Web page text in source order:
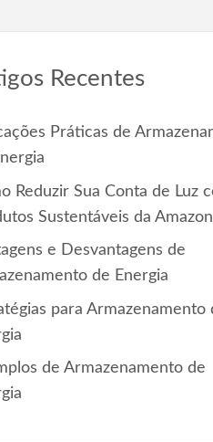
Recentes
Práticas de
Reduzir Sua Conta de Luz
Sustentáveis da Amazon
e Desvantagens de
de Energia
para Armazenamento
de Armazenamento de